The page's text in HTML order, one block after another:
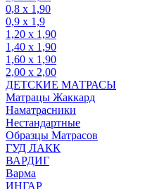
0,8 х 1,90
0,9 х 1,9
1,20 х 1,90
1,40 х 1,90
1,60 х 1,90
2,00 х 2,00
ДЕТСКИЕ МАТРАСЫ
Матрацы Жаккард
Наматрасники
Нестандартные
Образцы Матрасов
ГУД ЛАКК
ВАРДИГ
Варма
ИНГАР